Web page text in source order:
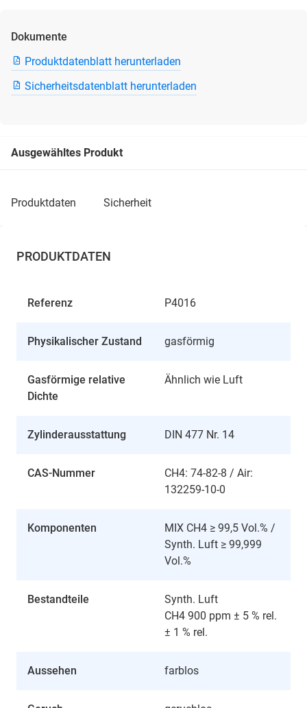
Dokumente
Produktdatenblatt herunterladen
Sicherheitsdatenblatt herunterladen
Ausgewähltes Produkt
produktdaten sicherheit
PRODUKTDATEN
Referenz P4016
Physikalischer Zustand gasförmig
Gasförmige relative
Dichte
Ähnlich wie Luft
Zylinderausstattung DIN 477 Nr. 14
CAS-Nummer
CH4: 74-82-8 / Air:
132259-10-0
Komponenten
MIX CH4 ≥ 99,5 Vol.% /
Synth. Luft ≥ 99,999
Vol.%
Bestandteile
Synth. Luft
CH4 900 ppm ± 5 % rel.
± 1 % rel.
Aussehen farblos